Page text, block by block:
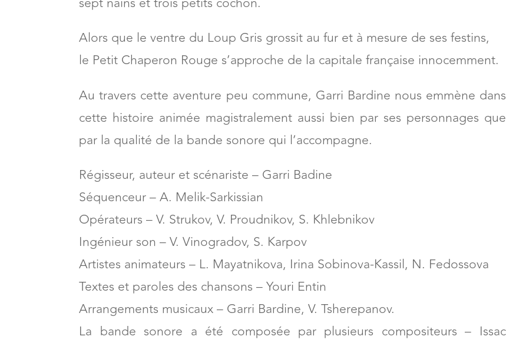
films d’animation russes, dont le célèbre docteur Aïbolit qui vient de lui
installer de nouvelles dents de métal, Tcheburatshka, le crocodile Guénia,
sept nains et trois petits cochon.
Alors que le ventre du Loup Gris grossit au fur et à mesure de ses festins,
le Petit Chaperon Rouge s’approche de la capitale française innocemment.
Au travers cette aventure peu commune, Garri Bardine nous emmène dans
cette histoire animée magistralement aussi bien par ses personnages que
par la qualité de la bande sonore qui l’accompagne.
Régisseur, auteur et scénariste – Garri Badine
Séquenceur – A. Melik-Sarkissian
Opérateurs – V. Strukov, V. Proudnikov, S. Khlebnikov
Ingénieur son – V. Vinogradov, S. Karpov
Artistes animateurs – L. Mayatnikova, Irina Sobinova-Kassil, N. Fedossova